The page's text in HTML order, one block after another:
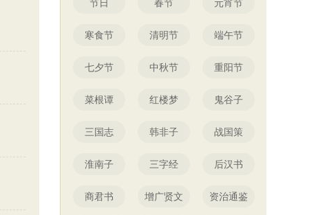
节日 春节 元宵节
寒食节 清明节 端午节
七夕节 中秋节 重阳节
菜根谭 红楼梦 鬼谷子
三国志 韩非子 战国策
淮南子 三字经 后汉书
商君书 增广贤文 资治通鉴